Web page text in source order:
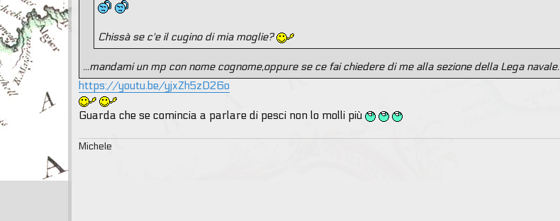
Chissà se c'e il cugino di mia moglie?
...mandami un mp con nome cognome,oppure se ce fai chiedere di me alla sezione della Lega navale.
https://youtu.be/yjxZh5zD26o
Guarda che se comincia a parlare di pesci non lo molli più
Michele